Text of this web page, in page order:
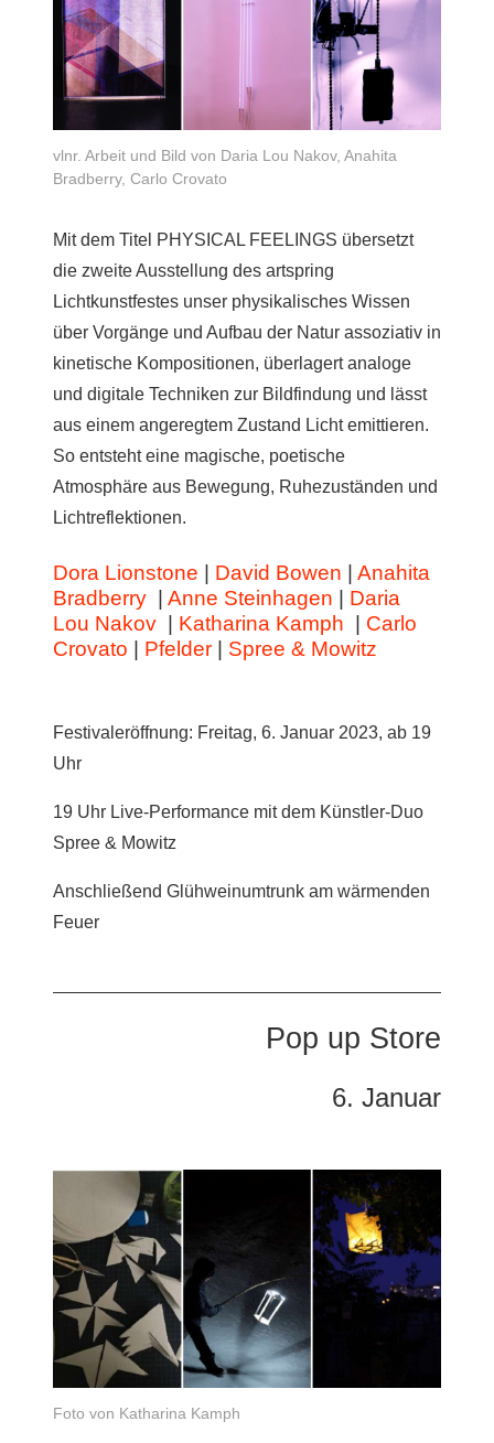
vlnr. Arbeit und Bild von Daria Lou Nakov, Anahita
Bradberry, Carlo Crovato
Mit dem Titel PHYSICAL FEELINGS übersetzt
die zweite Ausstellung des artspring
Lichtkunstfestes unser physikalisches Wissen
über Vorgänge und Aufbau der Natur assoziativ in
kinetische Kompositionen, überlagert analoge
und digitale Techniken zur Bildfindung und lässt
aus einem angeregtem Zustand Licht emittieren.
So entsteht eine magische, poetische
Atmosphäre aus Bewegung, Ruhezuständen und
Lichtreflektionen.
Dora Lionstone | David Bowen | Anahita
Bradberry | Anne Steinhagen | Daria
Lou Nakov | Katharina Kamph | Carlo
Crovato | Pfelder | Spree & Mowitz
Festivaleröffnung: Freitag, 6. Januar 2023, ab 19
Uhr
19 Uhr Live-Performance mit dem Künstler-Duo
Spree & Mowitz
Anschließend Glühweinumtrunk am wärmenden
Feuer
Pop up Store
6. Januar
Foto von Katharina Kamph